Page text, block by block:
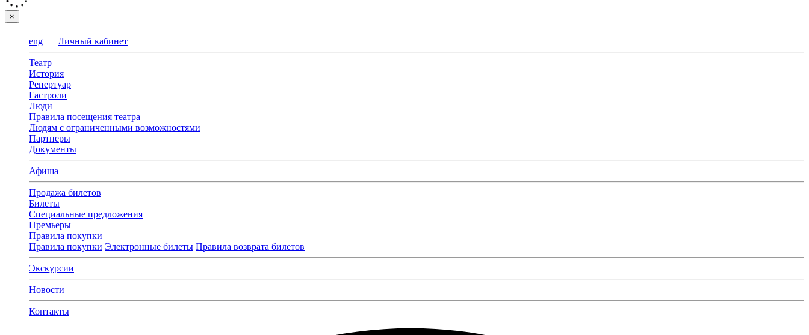
×
eng Личный кабинет
Театр
История
Репертуар
Гастроли
Люди
Правила посещения театра
Людям с ограниченными возможностями
Партнеры
Документы
Афиша
Продажа билетов
Билеты
Специальные предложения
Премьеры
Правила покупки
Правила покупки Электронные билеты Правила возврата билетов
Экскурсии
Новости
Контакты